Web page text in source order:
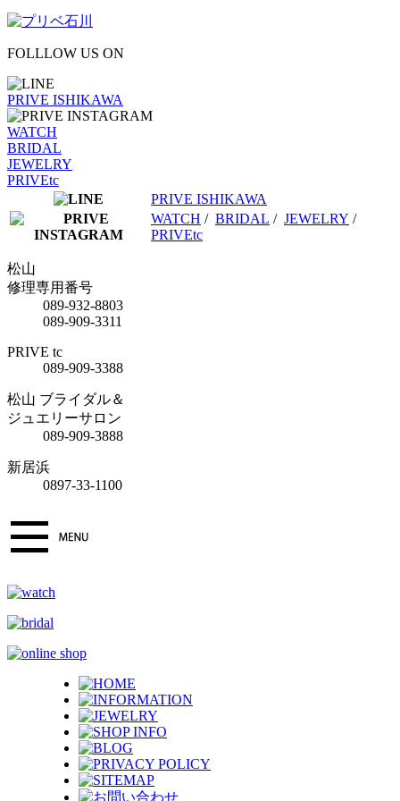
FOLLLOW US ON
PRIVE ISHIKAWA
WATCH
BRIDAL
JEWELRY
PRIVEtc
PRIVE ISHIKAWA
WATCH / BRIDAL / JEWELRY /
PRIVEtc
松山
修理専用番号
089-932-8803
089-909-3311
PRIVE tc
089-909-3388
松山 ブライダル＆
ジュエリーサロン
089-909-3888
新居浜
0897-33-1100